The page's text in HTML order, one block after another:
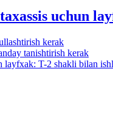
uchun
kerak
tanishtirish kerak
layfхak: T-2 shakli bilan